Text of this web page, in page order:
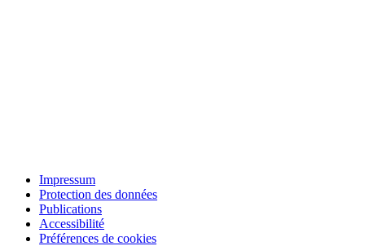
Impressum
Protection des données
Publications
Accessibilité
Préférences de cookies